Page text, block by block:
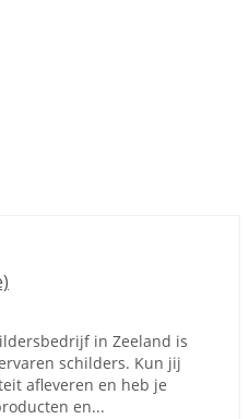
in Zeeland is
schilders. Kun jij
afleveren en heb je
en...